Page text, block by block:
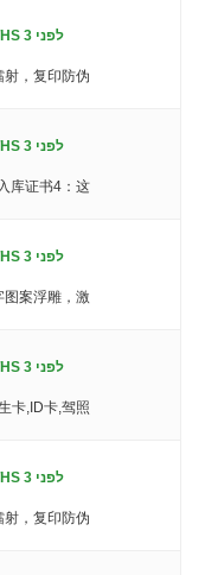
לפני 3 YEARS, 8 MONTHS
，复印防伪、
לפני 3 YEARS, 8 MONTHS
库证书4：这
לפני 3 YEARS, 8 MONTHS
案浮雕，激
לפני 3 YEARS, 8 MONTHS
卡,ID卡,驾照,
לפני 3 YEARS, 8 MONTHS
，复印防伪